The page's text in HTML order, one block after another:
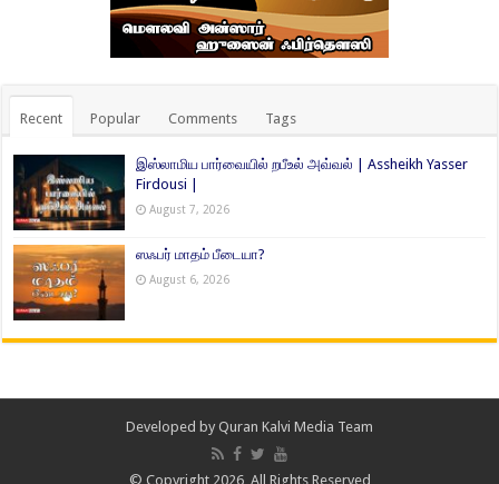
Recent Popular Comments Tags
இஸ்லாமிய பார்வையில் றபீஉல் அவ்வல் | Assheikh Yasser
Firdousi |
August 7, 2026
ஸஃபர் மாதம் பீடையா?
August 6, 2026
Developed by Quran Kalvi Media Team
© Copyright 2026, All Rights Reserved